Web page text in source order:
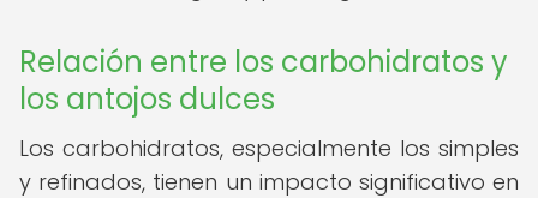
Relación entre los carbohidratos y
los antojos dulces
Los carbohidratos, especialmente los simples
y refinados, tienen un impacto significativo en